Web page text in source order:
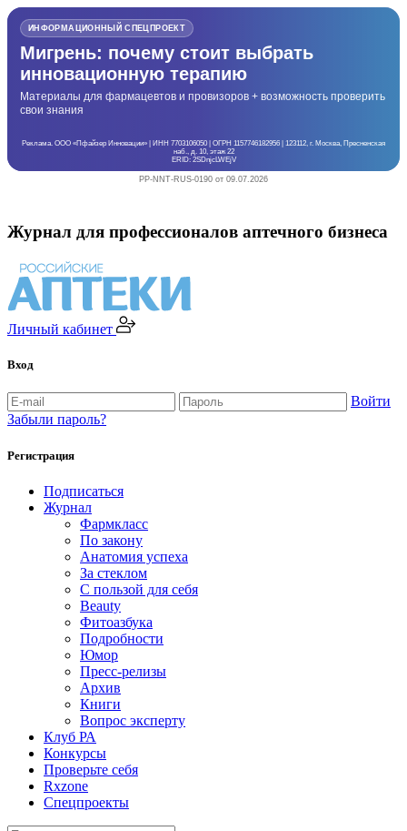
ИНФОРМАЦИОННЫЙ СПЕЦПРОЕКТ
Мигрень: почему стоит выбрать
инновационную терапию
Материалы для фармацевтов и провизоров + возможность проверить
свои знания
Реклама. ООО «Пфайзер Инновации» | ИНН 7703106050 | ОГРН 1157746182956 | 123112, г. Москва, Пресненская
наб., д. 10, этаж 22
ERID: 2SDnjcLWEjV
PP-NNT-RUS-0190 от 09.07.2026
Журнал для профессионалов аптечного бизнеса
Личный кабинет
Вход
Войти
Забыли пароль?
Регистрация
Подписаться
Журнал
Фармкласс
По закону
Анатомия успеха
За стеклом
С пользой для себя
Beauty
Фитоазбука
Подробности
Юмор
Пресс-релизы
Архив
Книги
Вопрос эксперту
Клуб РА
Конкурсы
Проверьте себя
Rxzone
Спецпроекты